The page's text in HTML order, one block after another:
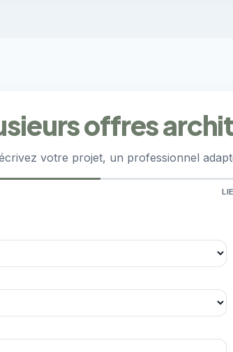
offres
votre projet, un professionnel